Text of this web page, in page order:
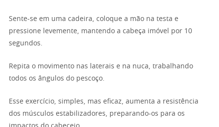
Sente-se em uma cadeira, coloque a mão na testa e
pressione levemente, mantendo a cabeça imóvel por 10
segundos.
Repita o movimento nas laterais e na nuca, trabalhando
todos os ângulos do pescoço.
Esse exercício, simples, mas eficaz, aumenta a resistência
dos músculos estabilizadores, preparando-os para os